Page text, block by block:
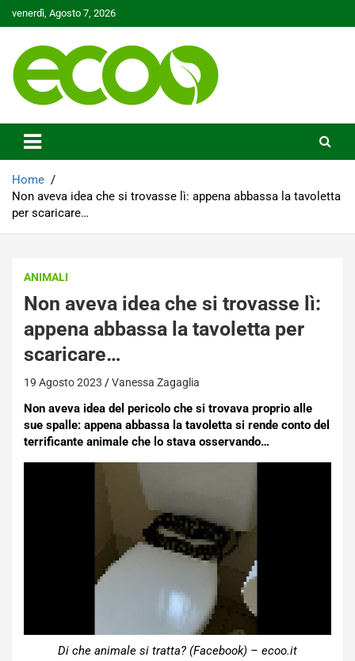
to
venerdì, Agosto 7, 2026
Ecoo.it
Home
Non aveva idea che si trovasse lì: appena abbassa la tavoletta
per scaricare…
ANIMALI
Non aveva idea che si trovasse lì:
appena abbassa la tavoletta per
scaricare…
19 Agosto 2023 Vanessa Zagaglia
Non aveva idea del pericolo che si trovava proprio alle
sue spalle: appena abbassa la tavoletta si rende conto del
terrificante animale che lo stava osservando…
Di che animale si tratta? (Facebook) – ecoo.it